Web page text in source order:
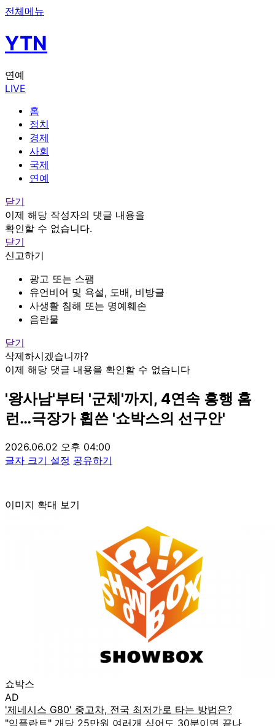
전체메뉴
YTN
연예
LIVE
홈
정치
경제
사회
국제
연예
닫기
이제 해당 작성자의 댓글 내용을
확인할 수 없습니다.
닫기
신고하기
광고 또는 스팸
유언비어 및 욕설, 도배, 비방글
사생활 침해 또는 명예훼손
음란물
닫기
삭제하시겠습니까?
이제 해당 댓글 내용을 확인할 수 없습니다
'왕사남'부터 '군체'까지, 4연속 흥행 홈
런…극장가 휩쓴 '쇼박스의 선구안'
2026.06.02 오후 04:00
글자 크기 설정 공유하기
이미지 확대 보기
쇼박스
AD